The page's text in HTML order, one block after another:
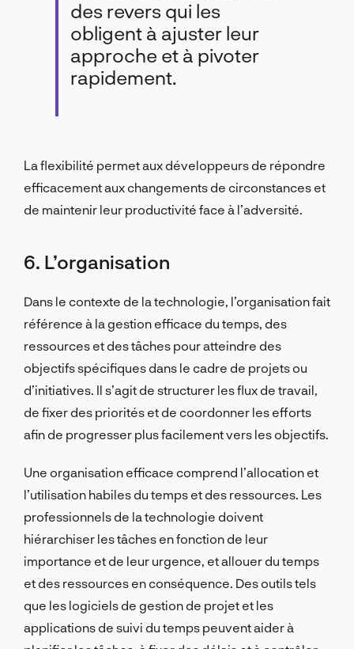
des revers qui les
obligent à ajuster leur
approche et à pivoter
rapidement.
La flexibilité permet aux développeurs de répondre
efficacement aux changements de circonstances et
de maintenir leur productivité face à l’adversité.
6. L’organisation
Dans le contexte de la technologie, l’organisation fait
référence à la gestion efficace du temps, des
ressources et des tâches pour atteindre des
objectifs spécifiques dans le cadre de projets ou
d’initiatives. Il s’agit de structurer les flux de travail,
de fixer des priorités et de coordonner les efforts
afin de progresser plus facilement vers les objectifs.
Une organisation efficace comprend l’allocation et
l’utilisation habiles du temps et des ressources. Les
professionnels de la technologie doivent
hiérarchiser les tâches en fonction de leur
importance et de leur urgence, et allouer du temps
et des ressources en conséquence. Des outils tels
que les logiciels de gestion de projet et les
applications de suivi du temps peuvent aider à